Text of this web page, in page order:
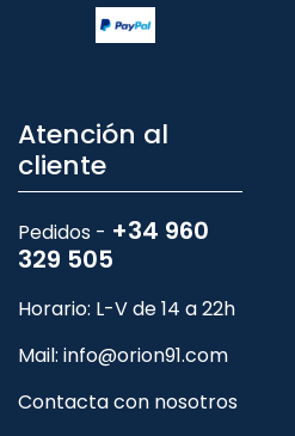
Atención al
cliente
Pedidos - +34 960
329 505
Horario: L-V de 14 a 22h
Mail: info@orion91.com
Contacta con nosotros